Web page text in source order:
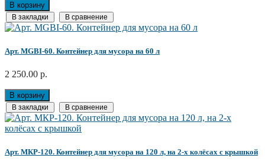
В корзину
В закладки В сравнение
Арт. MGBI-60. Контейнер для мусора на 60 л
2 250.00 р.
В корзину
В закладки В сравнение
Арт. MКР-120. Контейнер для мусора на 120 л, на 2-х колёсах с крышкой